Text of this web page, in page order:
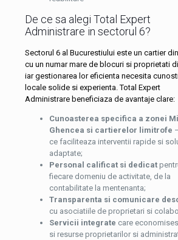
De ce sa alegi Total Expert
Administrare in sectorul 6?
Sectorul 6 al Bucurestiului este un cartier
cu un numar mare de blocuri si proprietati
iar gestionarea lor eficienta necesita
locale solide si experienta. Total Expert
Administrare beneficiaza de avantaje clare:
Cunoasterea specifica a zonei
Ghencea si cartierelor limitrofe
ce faciliteaza interventii rapide si
adaptate;
Personal calificat si dedicat
fiecare domeniu de activitate, de la
contabilitate la mentenanta;
Transparenta si comunicare
cu asociatiile de proprietari si
Servicii integrate care
si resurse proprietarilor si